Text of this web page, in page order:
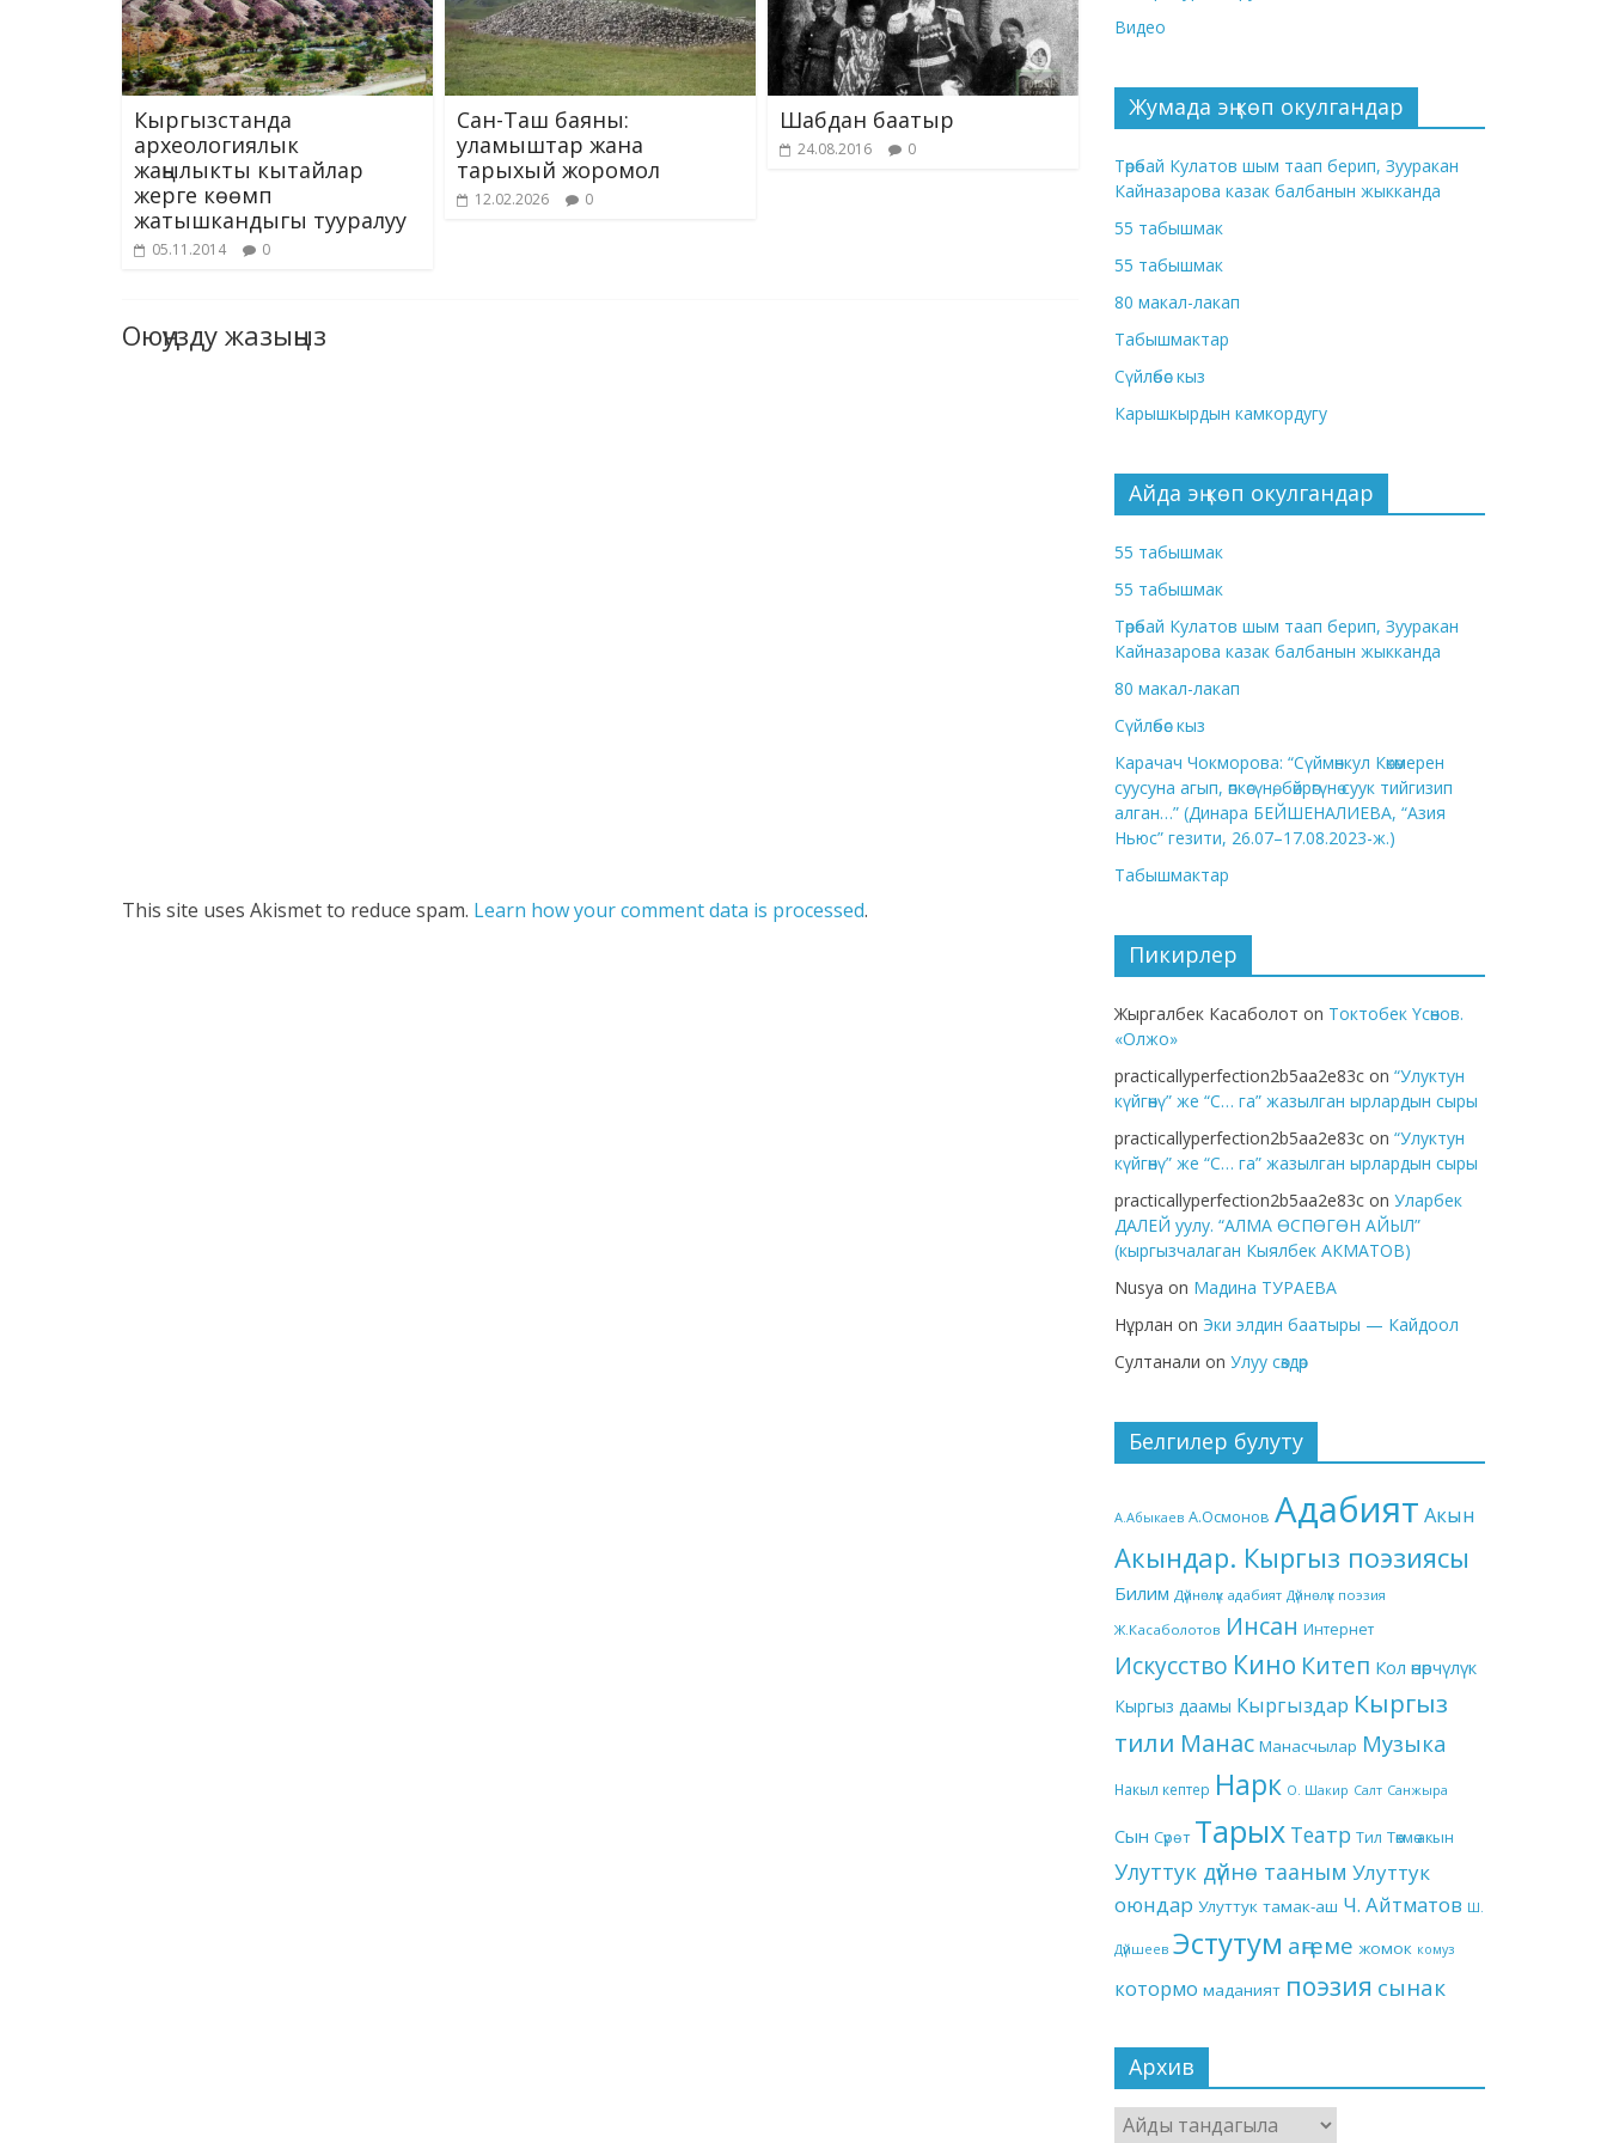
Кыргызстанда
археологиялык
жаңылыкты кытайлар
жерге көөмп
жатышкандыгы тууралуу
05.11.2014 0
Сан-Таш баяны:
уламыштар жана
тарыхый жоромол
12.02.2026 0
Шабдан баатыр
24.08.2016 0
Оюңузду жазыңыз
This site uses Akismet to reduce spam. Learn how your comment data is processed.
Видео
Жумада эң көп окулгандар
Төрөбай Кулатов шым таап берип, Зууракан
Кайназарова казак балбанын жыкканда
55 табышмак
55 табышмак
80 макал-лакап
Табышмактар
Сүйлөбөс кыз
Карышкырдын камкордугу
Айда эң көп окулгандар
55 табышмак
55 табышмак
Төрөбай Кулатов шым таап берип, Зууракан
Кайназарова казак балбанын жыкканда
80 макал-лакап
Сүйлөбөс кыз
Карачач Чокморова: “Сүймөнкул Көкөмерен
суусуна агып, өпкөсүнө, бөйрөгүнө суук тийгизип
алган…” (Динара БЕЙШЕНАЛИЕВА, “Азия
Ньюс” гезити, 26.07–17.08.2023-ж.)
Табышмактар
Пикирлер
Жыргалбек Касаболот on Токтобек Үсөнов.
«Олжо»
practicallyperfection2b5aa2e83c on “Улуктун
күйгөнү” же “С… га” жазылган ырлардын сыры
practicallyperfection2b5aa2e83c on “Улуктун
күйгөнү” же “С… га” жазылган ырлардын сыры
practicallyperfection2b5aa2e83c on Уларбек
ДАЛЕЙ уулу. “АЛМА ӨСПӨГӨН АЙЫЛ”
(кыргызчалаган Кыялбек АКМАТОВ)
Nusya on Мадина ТУРАЕВА
Нұрлан on Эки элдин баатыры — Кайдоол
Султанали on Улуу сөздөр
Белгилер булуту
А.Абыкаев А.Осмонов Адабият Акын
Акындар. Кыргыз поэзиясы
Билим Дүйнөлүк адабият Дүйнөлүк поэзия
Ж.Касаболотов Инсан Интернет
Искусство Кино Китеп Кол өнөрчүлүк
Кыргыз даамы Кыргыздар Кыргыз
тили Манас Манасчылар Музыка
Накыл кептер Нарк О. Шакир Салт Санжыра
Сын Сүрөт Тарых Театр Тил Төкмө акын
Улуттук дүйнө тааным Улуттук
оюндар Улуттук тамак-аш Ч. Айтматов Ш.
Дүйшеев Эстутум аңгеме жомок комуз
котормо маданият поэзия сынак
Архив
Архив